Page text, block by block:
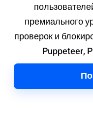
премиального
проверок и
Puppeteer,